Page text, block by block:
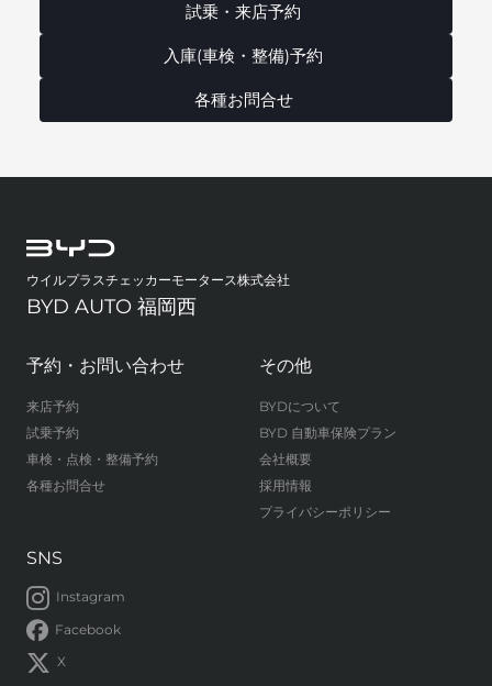
試乗・来店予約
入庫(車検・整備)予約
各種お問合せ
ウイルプラスチェッカーモータース株式会社
BYD AUTO 福岡西
予約・お問い合わせ
来店予約
試乗予約
車検・点検・整備予約
各種お問合せ
その他
BYDについて
BYD 自動車保険プラン
会社概要
採用情報
プライバシーポリシー
SNS
Instagram
Facebook
X